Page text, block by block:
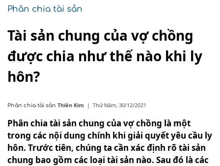
Phân chia tài sản
Tài sản chung của vợ chồng
được chia như thế nào khi ly
hôn?
Phân chia tài sản Thiên Kim | Thứ Năm, 30/12/2021
Phân chia tài sản chung của vợ chồng là một
trong các nội dung chính khi giải quyết yêu cầu ly
hôn. Trước tiên, chúng ta cần xác định rõ tài sản
chung bao gồm các loại tài sản nào. Sau đó là các